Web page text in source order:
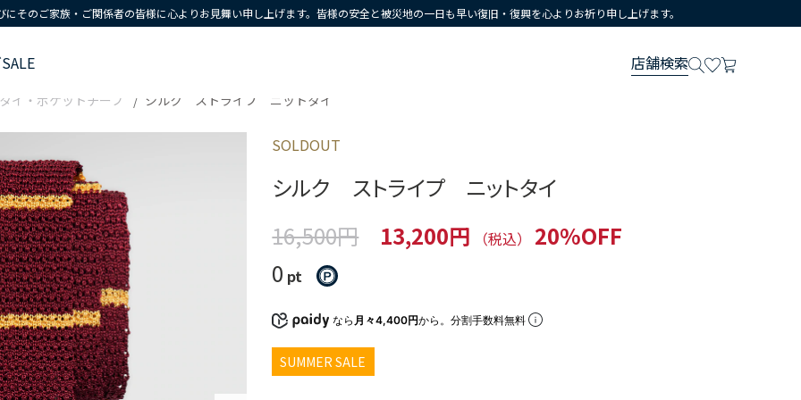
そのご家族・ご関係者の皆様に心よりお見舞い申し上げます。皆様の安全と被災地の一日も早い復旧・復興を心よりお祈り申し上げます。
SALE 店舗検索
イ・ポケットチーフ シルク ストライプ ニットタイ
SOLDOUT
シルク ストライプ ニットタイ
16,500円
13,200円 （税込）
20%OFF
0 pt
なら 月々4,400円から。分割手数料無料
SUMMER SALE